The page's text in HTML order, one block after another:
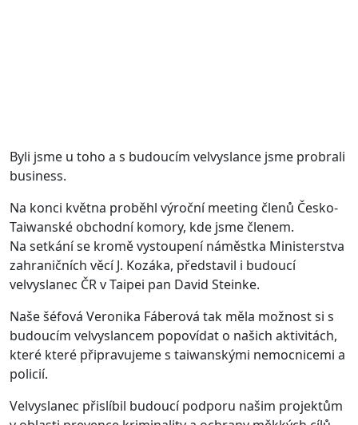
Byli jsme u toho a s budoucím velvyslance jsme probrali
business.
Na konci května proběhl výroční meeting členů Česko-
Taiwanské obchodní komory, kde jsme členem.
Na setkání se kromě vystoupení náměstka Ministerstva
zahraničních věcí J. Kozáka, představil i budoucí
velvyslanec ČR v Taipei pan David Steinke.
Naše šéfová Veronika Fáberová tak měla možnost si s
budoucím velvyslancem popovídat o našich aktivitách,
které které připravujeme s taiwanskými nemocnicemi a
policií.
Velvyslanec přislíbil budoucí podporu našim projektům